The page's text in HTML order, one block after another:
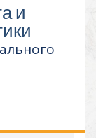
и